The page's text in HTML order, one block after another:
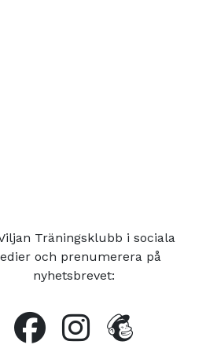
Träningsklubb i sociala
och prenumerera på
nyhetsbrevet: